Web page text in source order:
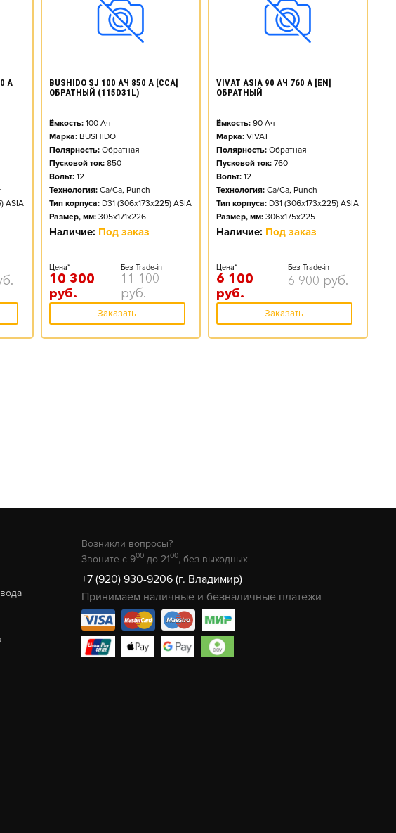
А
ASIA
BUSHIDO SJ 100 АЧ 850 А [CCA]
ОБРАТНЫЙ (115D31L)
Ёмкость: 100Ач
Марка: BUSHIDO
Полярность: Обратная
Пусковой ток: 850
Вольт: 12
Технология: Ca/Ca, Punch
Тип корпуса: D31 (306x173x225) ASIA
Размер, мм: 305x171x226
Наличие: Под заказ
Цена*
10 300
руб.
Без Trade-in
11 100
руб.
Заказать
VIVAT ASIA 90 АЧ 760 А [EN]
ОБРАТНЫЙ
Ёмкость: 90Ач
Марка: VIVAT
Полярность: Обратная
Пусковой ток: 760
Вольт: 12
Технология: Ca/Ca, Punch
Тип корпуса: D31 (306x173x225) ASIA
Размер, мм: 306x175x225
Наличие: Под заказ
Цена*
6 100
руб.
Без Trade-in
6 900 руб.
Заказать
Возникли вопросы?
Звоните с 900 до 2100, без выходных
+7 (920) 930-9206 (г. Владимир)
Принимаем наличные и безналичные платежи